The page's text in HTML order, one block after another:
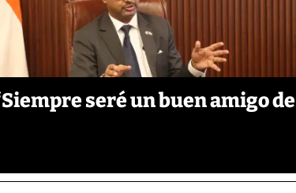
seré un buen amigo de